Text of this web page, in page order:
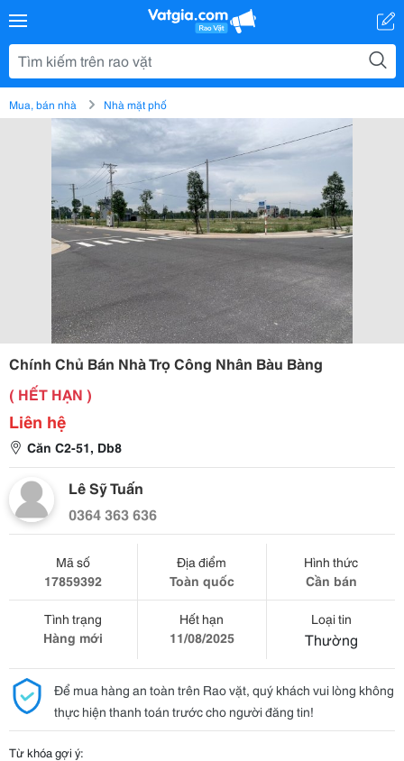
Mua, bán nhà Nhà mặt phố
Chính Chủ Bán Nhà Trọ Công Nhân Bàu Bàng
( HẾT HẠN )
Liên hệ
Căn C2-51, Db8
Lê Sỹ Tuấn
0364 363 636
Mã số
17859392
Địa điểm
Toàn quốc
Hình thức
Cần bán
Tình trạng
Hàng mới
Hết hạn
11/08/2025
Loại tin
Thường
Để mua hàng an toàn trên Rao vặt, quý khách vui lòng không
thực hiện thanh toán trước cho người đăng tin!
Từ khóa gợi ý: